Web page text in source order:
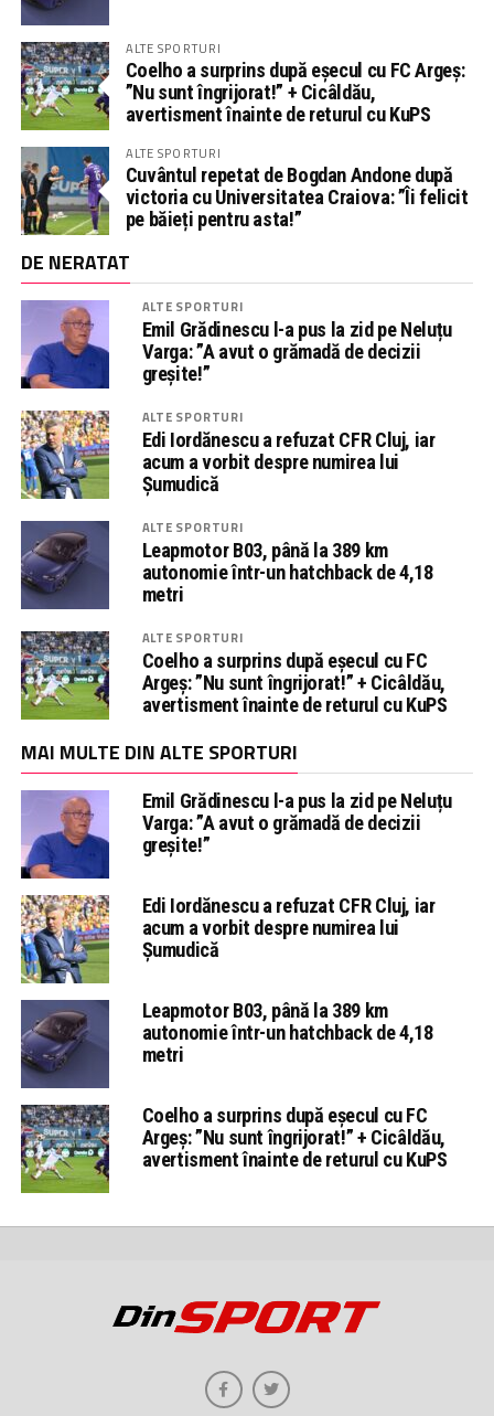
ALTE SPORTURI
Coelho a surprins după eșecul cu FC Argeș:
”Nu sunt îngrijorat!” + Cicâldău,
avertisment înainte de returul cu KuPS
ALTE SPORTURI
Cuvântul repetat de Bogdan Andone după
victoria cu Universitatea Craiova: ”Îi felicit
pe băieți pentru asta!”
DE NERATAT
ALTE SPORTURI
Emil Grădinescu l-a pus la zid pe Neluțu
Varga: ”A avut o grămadă de decizii
greșite!”
ALTE SPORTURI
Edi Iordănescu a refuzat CFR Cluj, iar
acum a vorbit despre numirea lui
Șumudică
ALTE SPORTURI
Leapmotor B03, până la 389 km
autonomie într-un hatchback de 4,18
metri
ALTE SPORTURI
Coelho a surprins după eșecul cu FC
Argeș: ”Nu sunt îngrijorat!” + Cicâldău,
avertisment înainte de returul cu KuPS
MAI MULTE DIN ALTE SPORTURI
Emil Grădinescu l-a pus la zid pe Neluțu
Varga: ”A avut o grămadă de decizii
greșite!”
Edi Iordănescu a refuzat CFR Cluj, iar
acum a vorbit despre numirea lui
Șumudică
Leapmotor B03, până la 389 km
autonomie într-un hatchback de 4,18
metri
Coelho a surprins după eșecul cu FC
Argeș: ”Nu sunt îngrijorat!” + Cicâldău,
avertisment înainte de returul cu KuPS